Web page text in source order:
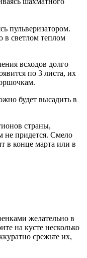
пульверизатором.
в светлом теплом
всходов долго
по 3 листа, их
будет высадить в
страны,
не придется. Смело
в конце марта или в
желательно в
на кусте несколько
срежьте их,